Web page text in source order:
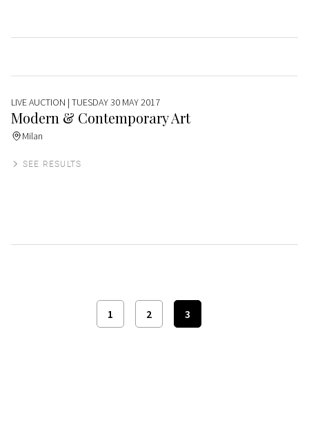
LIVE AUCTION | TUESDAY 30 MAY 2017
Modern & Contemporary Art
Milan
SEE RESULTS
1 2 3